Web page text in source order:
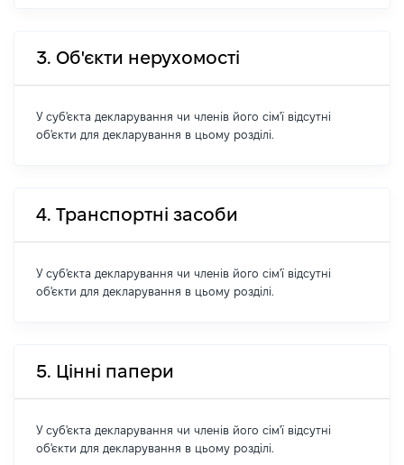
3. Об'єкти нерухомості
У суб'єкта декларування чи членів його сім'ї відсутні
об'єкти для декларування в цьому розділі.
4. Транспортні засоби
У суб'єкта декларування чи членів його сім'ї відсутні
об'єкти для декларування в цьому розділі.
5. Цінні папери
У суб'єкта декларування чи членів його сім'ї відсутні
об'єкти для декларування в цьому розділі.